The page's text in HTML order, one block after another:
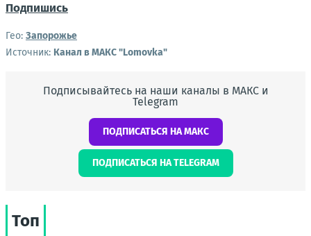
Подпишись
Гео: Запорожье
Источник: Канал в МАКС "Lomovka"
Подписывайтесь на наши каналы в МАКС и
Telegram
ПОДПИСАТЬСЯ НА МАКС
ПОДПИСАТЬСЯ НА TELEGRAM
Топ